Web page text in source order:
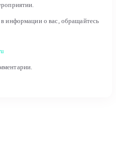
информации о вас, обращайтесь